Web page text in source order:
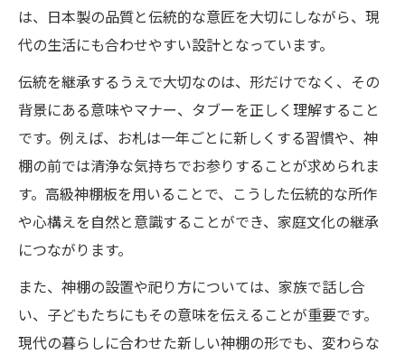
は、日本製の品質と伝統的な意匠を大切にしながら、現
代の生活にも合わせやすい設計となっています。
伝統を継承するうえで大切なのは、形だけでなく、その
背景にある意味やマナー、タブーを正しく理解すること
です。例えば、お札は一年ごとに新しくする習慣や、神
棚の前では清浄な気持ちでお参りすることが求められま
す。高級神棚板を用いることで、こうした伝統的な所作
や心構えを自然と意識することができ、家庭文化の継承
につながります。
また、神棚の設置や祀り方については、家族で話し合
い、子どもたちにもその意味を伝えることが重要です。
現代の暮らしに合わせた新しい神棚の形でも、変わらな